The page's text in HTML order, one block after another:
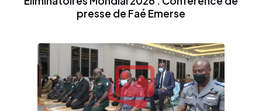
presse de Faé Emerse